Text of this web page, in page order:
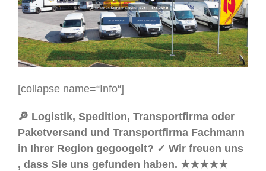
[collapse name=“Info“]
🔎 Logistik, Spedition, Transportfirma oder
Paketversand und Transportfirma Fachmann
in Ihrer Region gegoogelt? ✓ Wir freuen uns
, dass Sie uns gefunden haben. ★★★★★